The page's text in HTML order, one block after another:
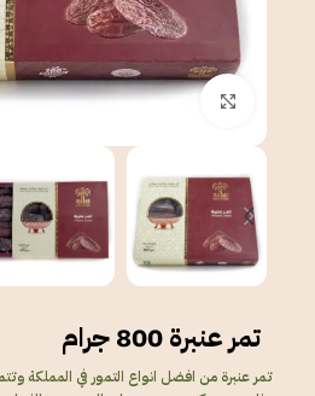
انقر للتكبير
تمر عنبرة 800 جرام
تمر عنبرة من افضل انواع التمور في المملكة